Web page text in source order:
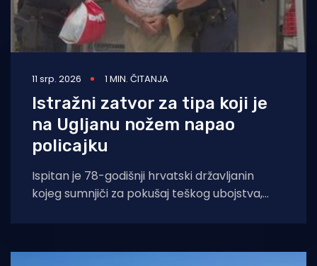
11 srp. 2026 1 MIN. ČITANJA
Istražni zatvor za tipa koji je
na Ugljanu nožem napao
policajku
Ispitan je 78-godišnji hrvatski državljanin
kojeg sumnjiči za pokušaj teškog ubojstva,